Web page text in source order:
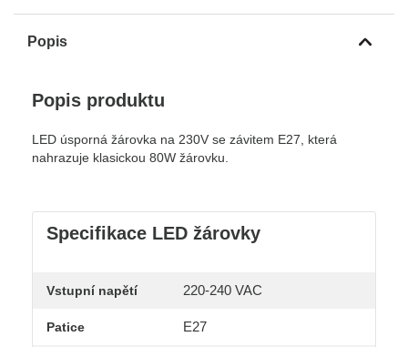
Popis
Popis produktu
LED úsporná žárovka na 230V se závitem E27, která
nahrazuje klasickou 80W žárovku.
Specifikace LED žárovky
Vstupní napětí 220-240 VAC
Patice E27